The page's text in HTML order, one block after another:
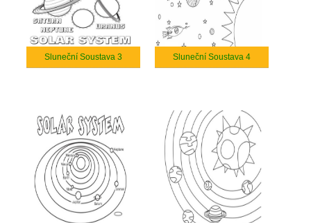
Sluneční Soustava 3 Sluneční Soustava 4